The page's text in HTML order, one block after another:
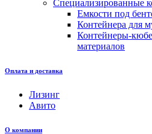
Специализированные
Емкости под
Контейнера для
Контейнеры-
материалов
Оплата и доставка
Лизинг
Авито
О компании